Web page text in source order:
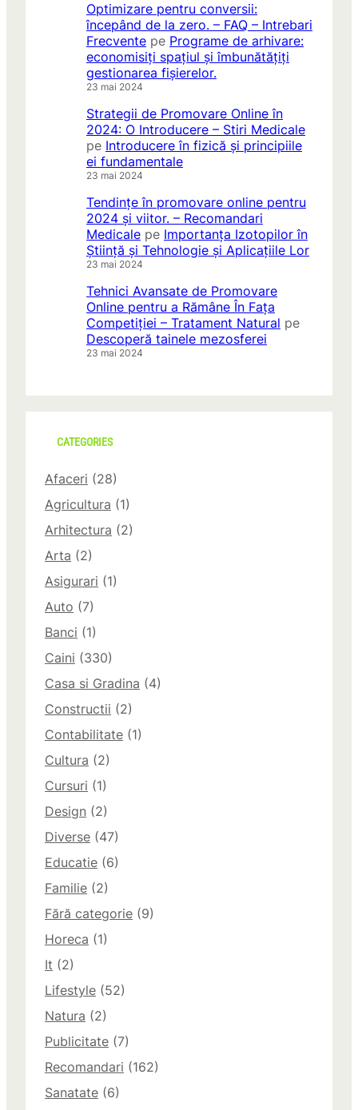
Optimizare pentru conversii:
începând de la zero. – FAQ – Intrebari
Frecvente pe Programe de arhivare:
economisiți spațiul și îmbunătățiți
gestionarea fișierelor.
23 mai 2024
Strategii de Promovare Online în
2024: O Introducere – Stiri Medicale
pe Introducere în fizică și principiile
ei fundamentale
23 mai 2024
Tendințe în promovare online pentru
2024 și viitor. – Recomandari
Medicale pe Importanța Izotopilor în
Știință și Tehnologie și Aplicațiile Lor
23 mai 2024
Tehnici Avansate de Promovare
Online pentru a Rămâne În Fața
Competiției – Tratament Natural pe
Descoperă tainele mezosferei
23 mai 2024
CATEGORIES
Afaceri (28)
Agricultura (1)
Arhitectura (2)
Arta (2)
Asigurari (1)
Auto (7)
Banci (1)
Caini (330)
Casa si Gradina (4)
Constructii (2)
Contabilitate (1)
Cultura (2)
Cursuri (1)
Design (2)
Diverse (47)
Educatie (6)
Familie (2)
Fără categorie (9)
Horeca (1)
It (2)
Lifestyle (52)
Natura (2)
Publicitate (7)
Recomandari (162)
Sanatate (6)